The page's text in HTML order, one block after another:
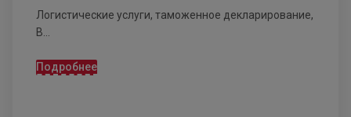
Логистические услуги, таможенное декларирование,
В...
Подробнее